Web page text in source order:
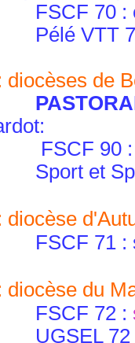
70 :
VTT 70 :
de
90 :
et Spi :
71 :
diocèse du
72 :
72